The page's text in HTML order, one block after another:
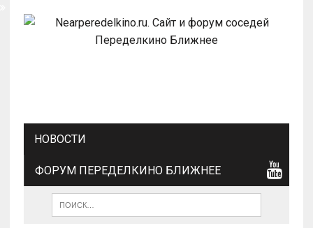
НОВОСТИ
ФОРУМ ПЕРЕДЕЛКИНО БЛИЖНЕЕ